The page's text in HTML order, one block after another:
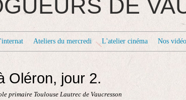
DE
Ateliers du mercredi L'atelier cinéma Nos
Oléron, jour 2.
primaire Toulouse Lautrec de Vaucresson